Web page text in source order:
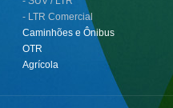
- LTR Comercial
Caminhões e Ônibus
OTR
Agrícola